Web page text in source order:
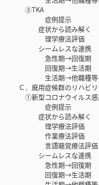
③TKA
症例提示
症状から読み解く
理学療法評価
シームレスな連携
急性期→回復期
回復期→生活期
生活期→他職種等に
Ｃ．廃用症候群のリハビリ
①新型コロナウイルス感
症例提示
症状から読み解く
理学療法評価
作業療法評価
言語聴覚療法評価
シームレスな連携
急性期→回復期
回復期→生活期